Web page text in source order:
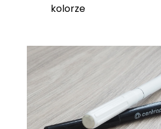
kolorze